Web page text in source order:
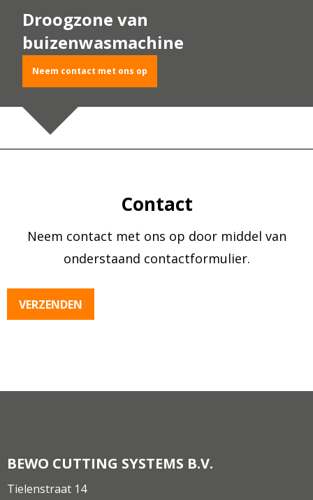
Droogzone van
buizenwasmachine
Neem contact met ons op
Contact
Neem contact met ons op door middel van
onderstaand contactformulier.
VERZENDEN
BEWO CUTTING SYSTEMS B.V.
Tielenstraat 14